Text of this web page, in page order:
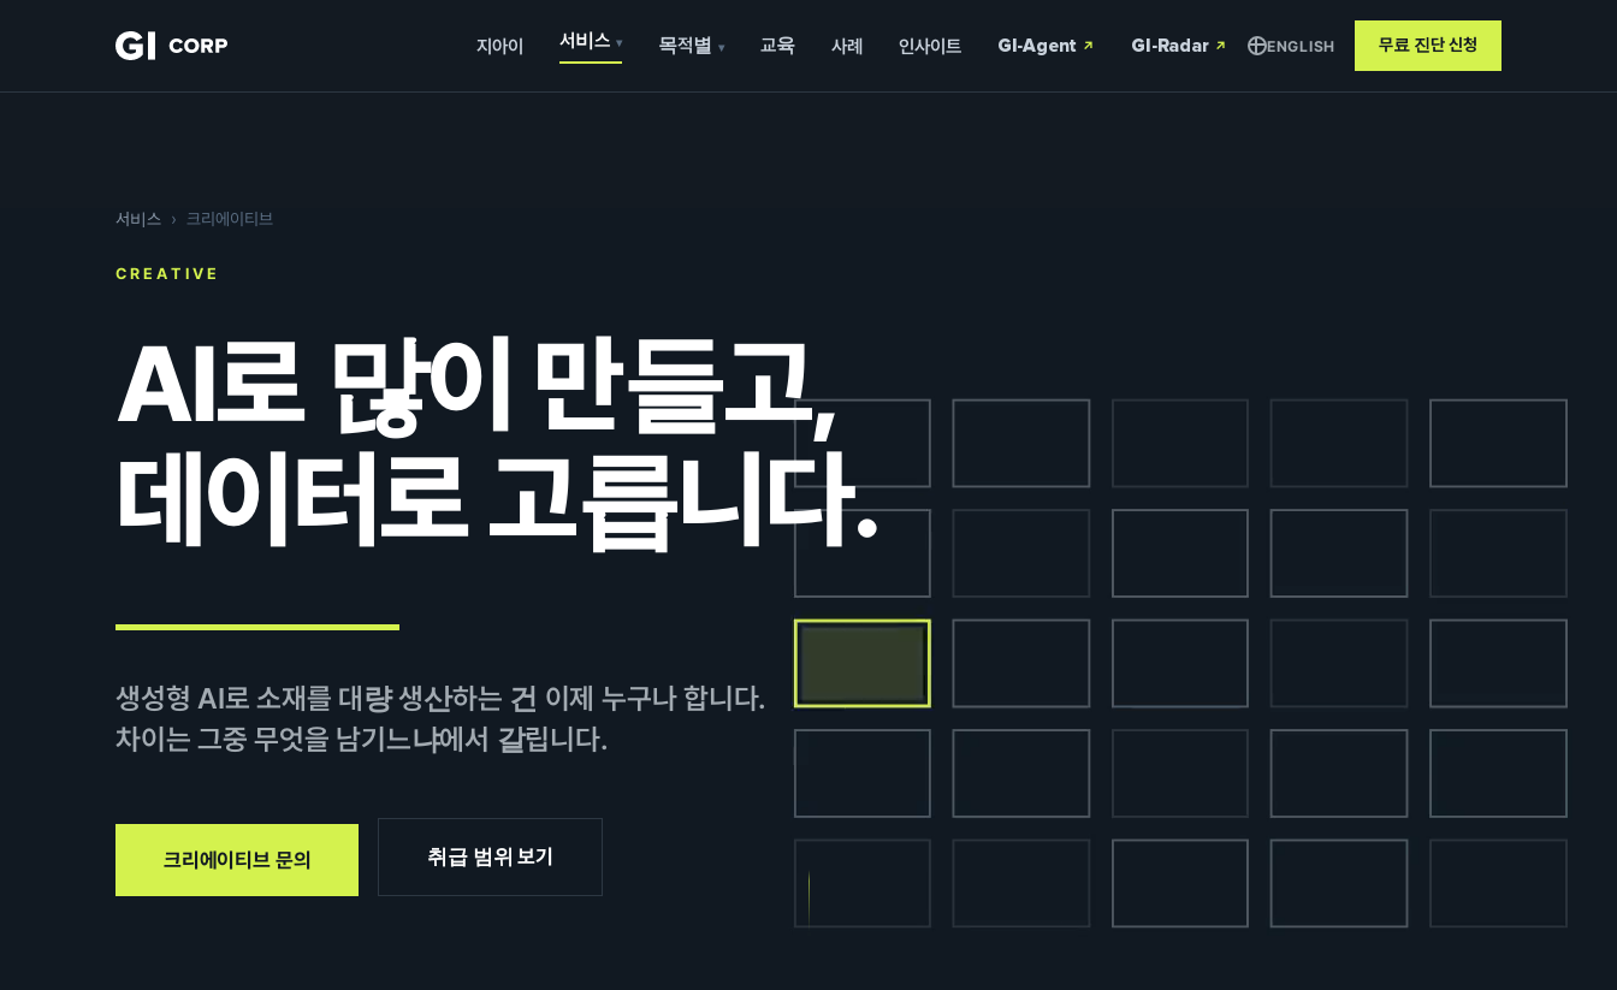
지아이 서비스 ▾ 목적별 ▾ 교육 사례 인사이트 GI-Agent ↗ GI-Radar ↗ ENGLISH 무료 진단신청
서비스 › 크리에이티브
CREATIVE
AI로 많이 만들고,
데이터로 고릅니다.
생성형 AI로 소재를 대량 생산하는 건 이제 누구나 합니다.
차이는 그중 무엇을 남기느냐에서 갈립니다.
크리에이티브 문의 취급 범위 보기